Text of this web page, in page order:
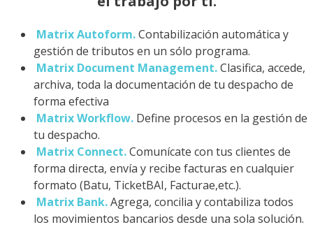
Matrix Autoform.Contabilización automática y
gestión de tributos en un sólo programa.
Matrix Document Management.Clasifica, accede,
archiva, toda la documentación de tu despacho de
forma efectiva
Matrix Workflow. Define procesos en la gestión de
tu despacho.
Matrix Connect.Comunícate con tus clientes de
forma directa, envía y recibe facturas en cualquier
formato (Batu, TicketBAI, Facturae,etc.).
Matrix Bank.Agrega, concilia y contabiliza todos
los movimientos bancarios desde una sola solución.